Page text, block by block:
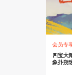
会员专
四宝大
象扑朔